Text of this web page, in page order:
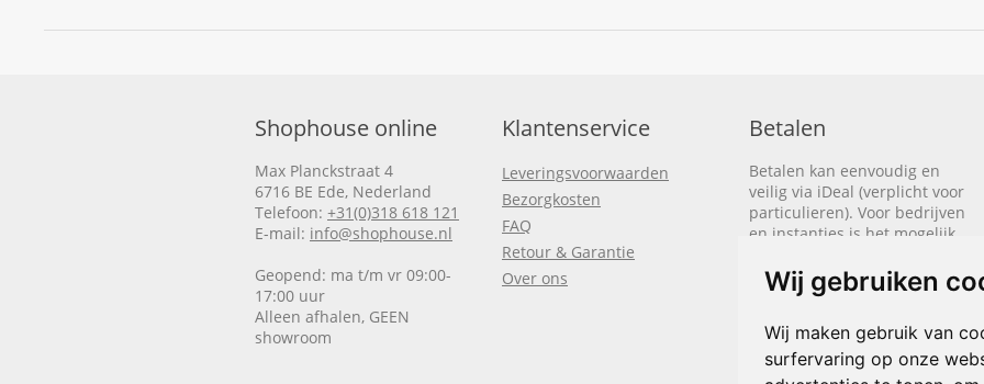
Wij gebruiken
Wij maken gebruik van
surfervaring op onze
Shophouse online
Max Planckstraat 4
6716 BE Ede, Nederland
Telefoon: +31(0)318 618 121
E-mail: info@shophouse.nl
Geopend: ma t/m vr 09:00-
17:00 uur
Alleen afhalen, GEEN
showroom
Klantenservice
Leveringsvoorwaarden
Bezorgkosten
FAQ
Retour & Garantie
Over ons
Betalen
Betalen kan eenvoudig en
veilig via iDeal (verplicht voor
particulieren). Voor bedrijven
en instanties is het mogelijk
We sturen je dan een factuur
nadat de bestelling is
Klik hier om meer te lezen of
bel+31(0)318 618 121